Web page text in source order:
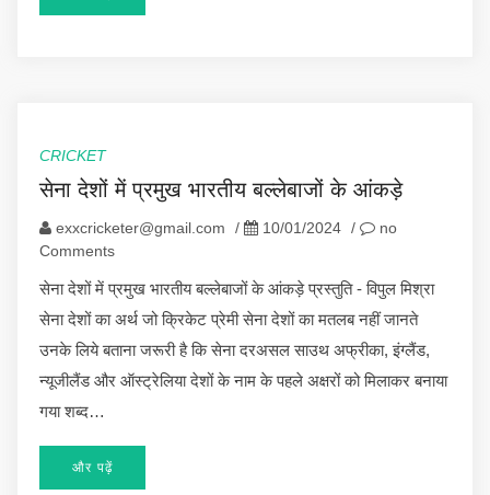
CRICKET
सेना देशों में प्रमुख भारतीय बल्लेबाजों के आंकड़े
exxcricketer@gmail.com / 10/01/2024 /
no
Comments
सेना देशों में प्रमुख भारतीय बल्लेबाजों के आंकड़े प्रस्तुति - विपुल मिश्रा
सेना देशों का अर्थ जो क्रिकेट प्रेमी सेना देशों का मतलब नहीं जानते
उनके लिये बताना जरूरी है कि सेना दरअसल साउथ अफ्रीका, इंग्लैंड,
न्यूजीलैंड और ऑस्ट्रेलिया देशों के नाम के पहले अक्षरों को मिलाकर बनाया
गया शब्द…
और पढ़ें